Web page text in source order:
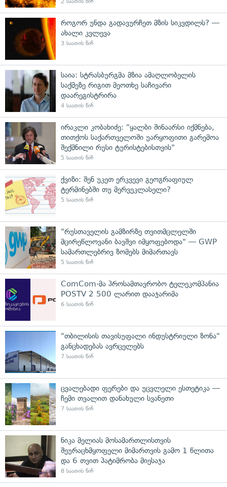
როგორ უნდა გადავურჩეთ მზის სიკვდილს? —
ახალი კვლევა
3 საათის წინ
საია: სტრასბურგმა მზია ამაღლობელის
საქმეზე რიგით მეოთხე საჩივარი
დაარეგისტრირა
4 საათის წინ
ირაკლი კობახიძე: "ყალბი შინაარსი იქმნება,
თითქოს საქართველოში უარყოფითი გარემოა
შექმნილი რუსი ტურისტებისთვის"
5 საათის წინ
ქვიზი: შენ უკეთ ერკვევი გეოგრაფიულ
ტერმინებში თუ მერვეკლასელი?
5 საათის წინ
"რუსთაველის გამზირზე თვითმცლელში
მცირეწლოვანი ბავშვი იმყოფებოდა" — GWP
სამართლებრივ ზომებს მიმართავს
5 საათის წინ
ComCom-მა პროსამთავრობო ტელეკომპანია
POSTV 2 500 ლარით დააჯარიმა
6 საათის წინ
"თბილისის თავისუფალი ინდუსტრიული ზონა"
განცხადებას ავრცელებს
7 საათის წინ
ცვალებადი ფერები და უცვლელი ესთეტიკა —
ჩემი თვალით დანახული სვანეთი
7 საათის წინ
ნიკა მელიას მოსამართლისთვის
შეურაცხმყოფელი მიმართვის გამო 1 წლითა
და 6 თვით პატიმრობა მიესაჯა
8 საათის წინ